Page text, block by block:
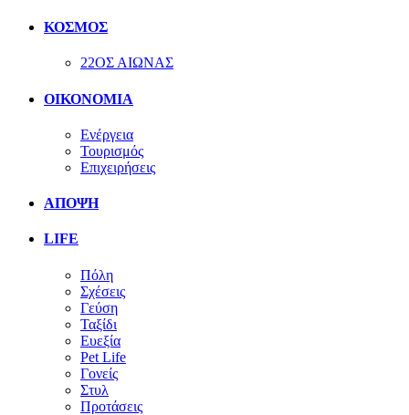
ΚΟΣΜΟΣ
22ΟΣ ΑΙΩΝΑΣ
ΟΙΚΟΝΟΜΙΑ
Ενέργεια
Τουρισμός
Επιχειρήσεις
ΑΠΟΨΗ
LIFE
Πόλη
Σχέσεις
Γεύση
Ταξίδι
Ευεξία
Pet Life
Γονείς
Στυλ
Προτάσεις